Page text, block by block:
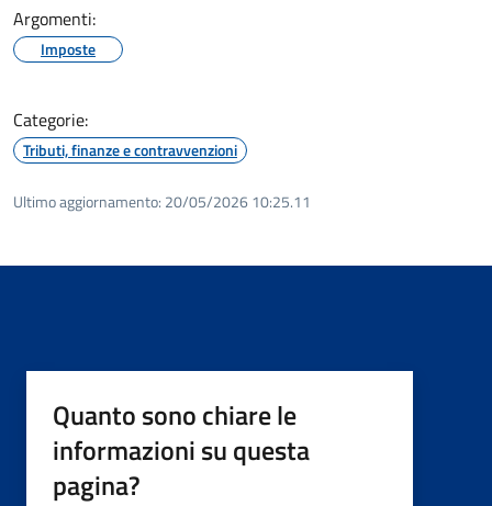
Argomenti:
Imposte
Categorie:
Tributi, finanze e contravvenzioni
Ultimo aggiornamento: 20/05/2026 10:25.11
Quanto sono chiare le
informazioni su questa
pagina?